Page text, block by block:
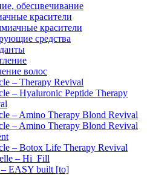
обесцвечивание
красители
красители
средства
волос
– Therapy Revival
– Hyaluronic Peptide Therapy
– Amino Therapy Blond Revival
– Amino Therapy Blond Revival
– Botox Life Therapy Revival
– Hi_Fill
– EASY built [to]